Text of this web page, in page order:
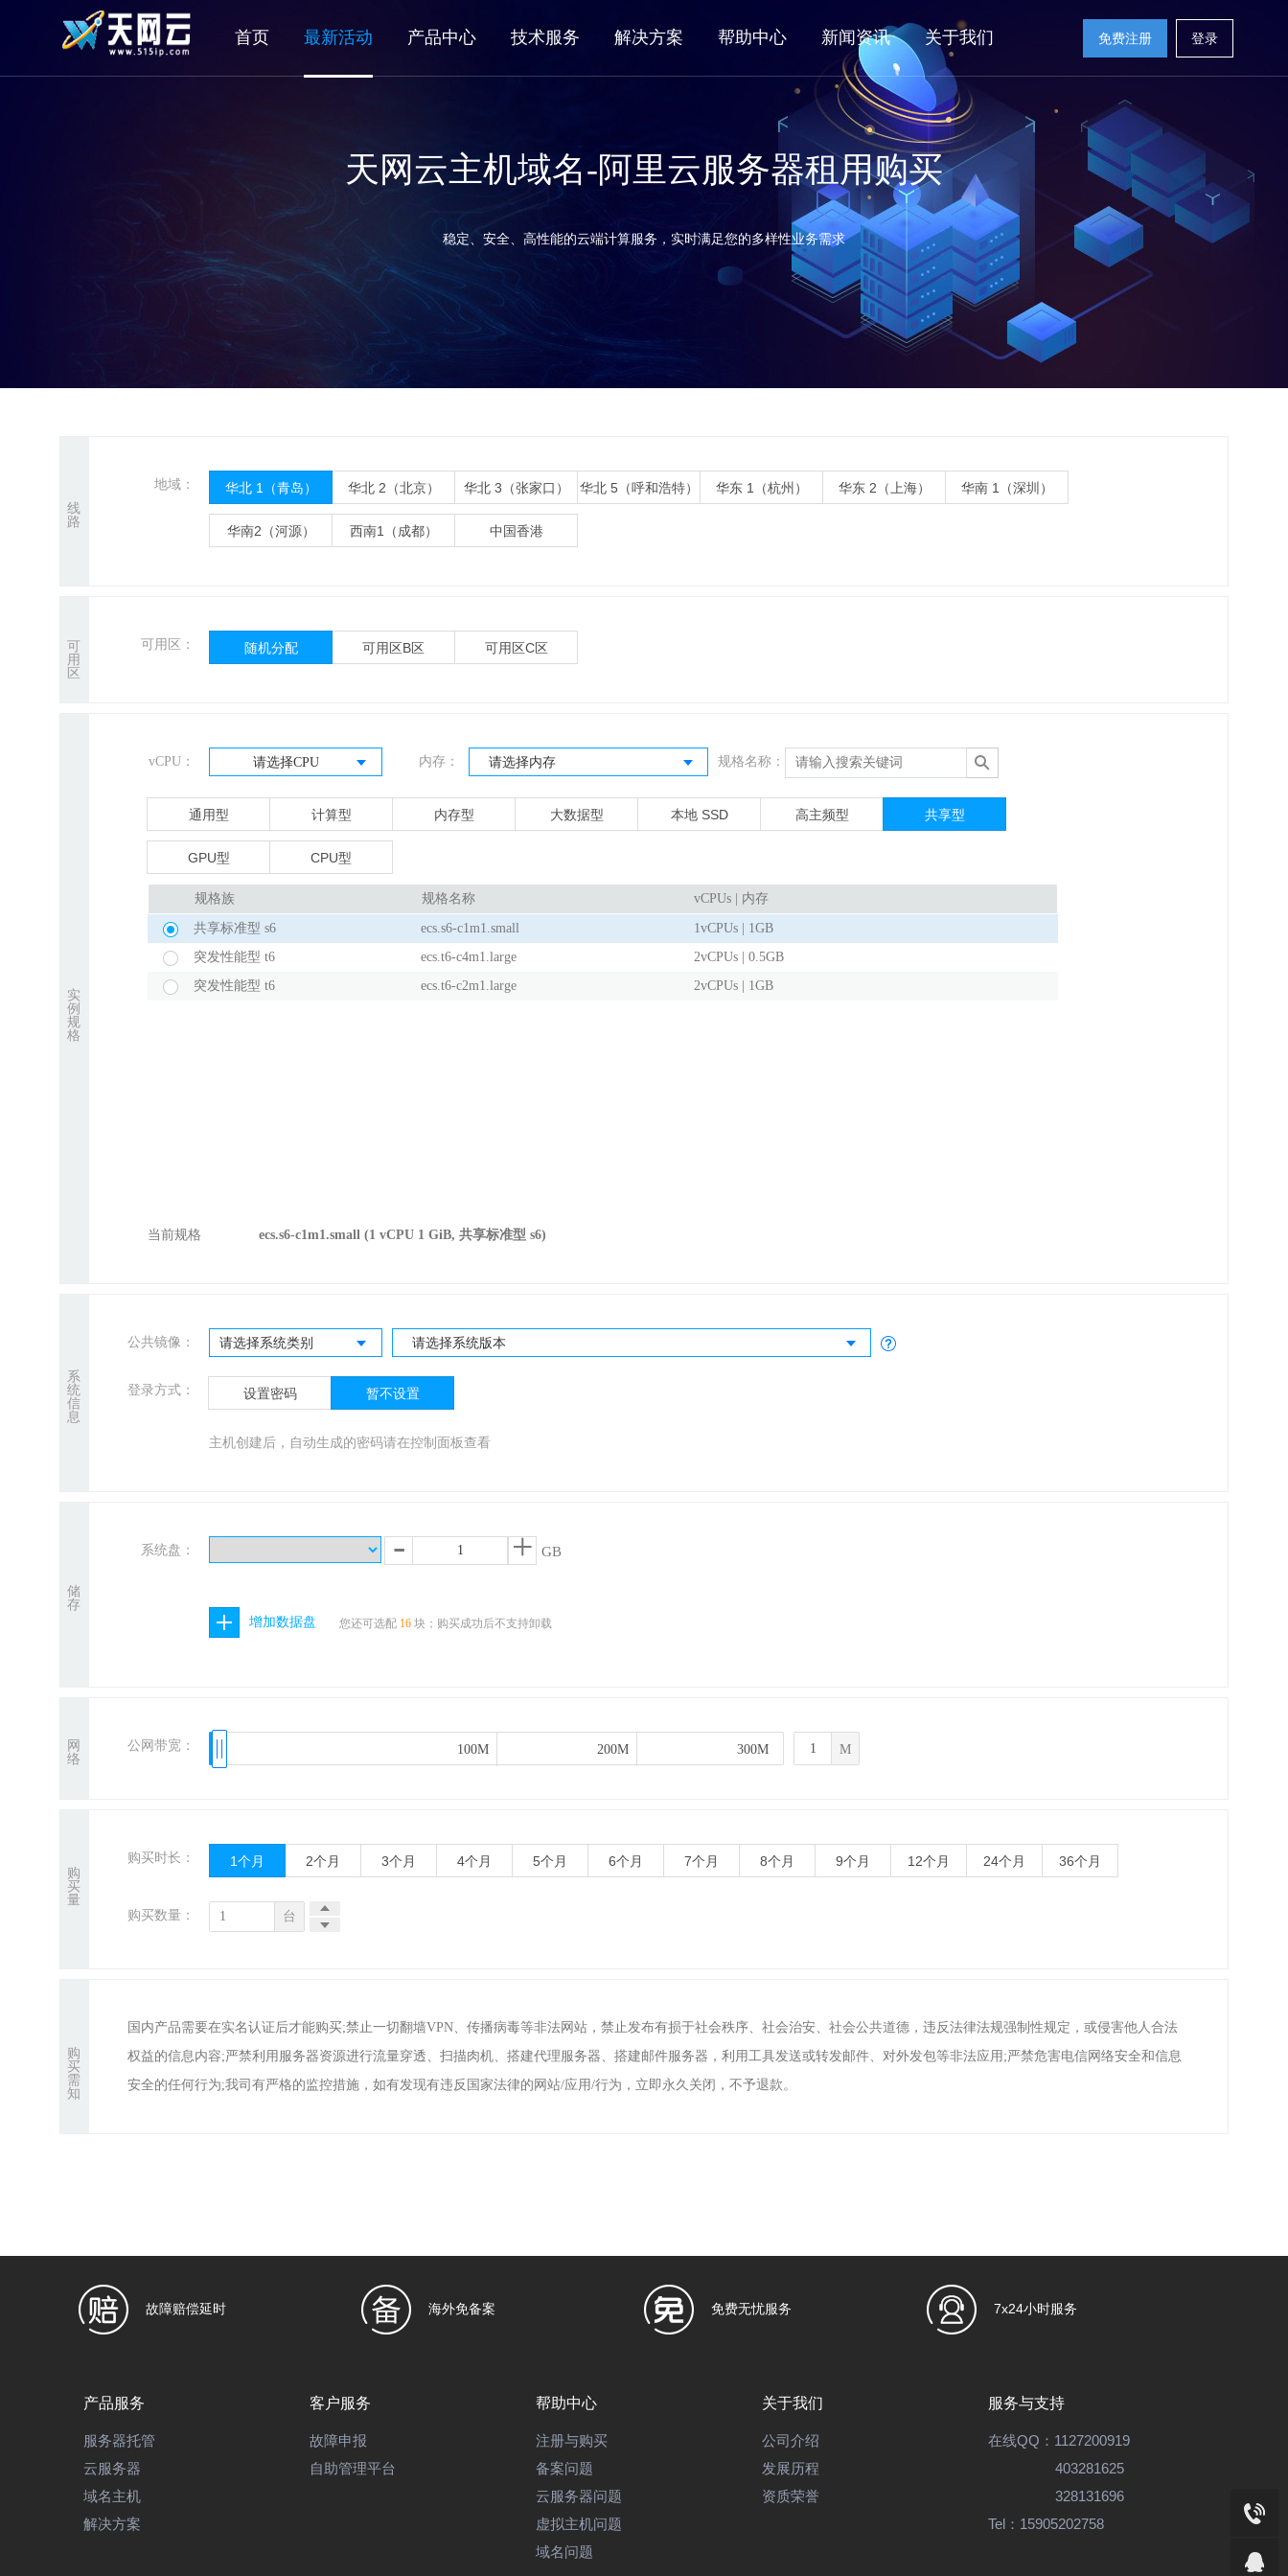
首页 最新活动 产品中心 技术服务 解决方案 帮助中心 新闻资讯 关于我们 免费注册 登录
天网云主机域名-阿里云服务器租用购买
稳定、安全、高性能的云端计算服务，实时满足您的多样性业务需求
线
路
地域： 华北 1（青岛） 华北 2（北京） 华北 3（张家口） 华北 5（呼和浩特） 华东 1（杭州） 华东 2（上海） 华南 1（深圳）
华南2（河源） 西南1（成都） 中国香港
可
用
区
可用区： 随机分配 可用区B区 可用区C区
实
例
规
格
vCPU： 请选择CPU 内存： 请选择内存 规格名称：
通用型 计算型 内存型 大数据型 本地 SSD 高主频型 共享型
GPU型 CPU型
规格族 规格名称 vCPUs | 内存
共享标准型 s6 ecs.s6-c1m1.small
1vCPUs | 1GB
突发性能型 t6
ecs.t6-c4m1.large
2vCPUs | 0.5GB
突发性能型 t6
ecs.t6-c2m1.large 2vCPUs | 1GB
当前规格 ecs.s6-c1m1.small (1 vCPU 1 GiB, 共享标准型 s6)
系
统
信
息
公共镜像： 请选择系统类别 请选择系统版本
登录方式： 设置密码 暂不设置
主机创建后，自动生成的密码请在控制面板查看
储
存
系统盘： - + GB
增加数据盘 您还可选配 16 块；购买成功后不支持卸载
网
络
公网带宽： 100M 200M 300M
100M 200M 300M M
购
买
量
购买时长： 1个月 2个月 3个月 4个月 5个月 6个月 7个月 8个月 9个月 12个月 24个月 36个月
购买数量： 台
购
买
需
知
国内产品需要在实名认证后才能购买;禁止一切翻墙VPN、传播病毒等非法网站，禁止发布有损于社会秩序、社会治安、社会公共道德，违反法律法规强制性规定，或侵害他人合法
权益的信息内容;严禁利用服务器资源进行流量穿透、扫描肉机、搭建代理服务器、搭建邮件服务器，利用工具发送或转发邮件、对外发包等非法应用;严禁危害电信网络安全和信息
安全的任何行为;我司有严格的监控措施，如有发现有违反国家法律的网站/应用/行为，立即永久关闭，不予退款。
故障赔偿延时 海外免备案 免费无忧服务 7x24小时服务
产品服务
服务器托管
云服务器
域名主机
解决方案
客户服务
故障申报
自助管理平台
帮助中心
注册与购买
备案问题
云服务器问题
虚拟主机问题
域名问题
关于我们
公司介绍
发展历程
资质荣誉
服务与支持
在线QQ： 1127200919
403281625
328131696
Tel： 15905202758